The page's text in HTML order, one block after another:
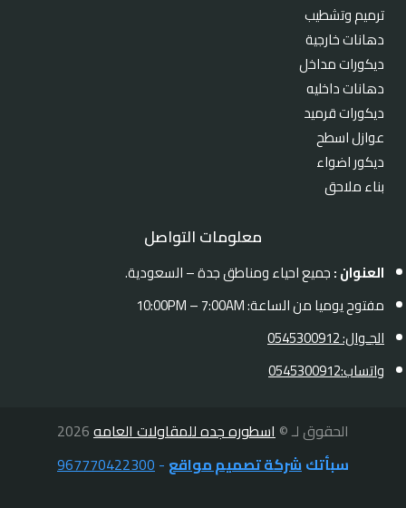
ترميم وتشطيب
دهانات خارجية
ديكورات مداخل
دهانات داخليه
ديكورات قرميد
عوازل اسطح
ديكور اضواء
بناء ملاحق
معلومات التواصل
العنوان :جميع احياء ومناطق جدة – السعودية.
مفتوح يوميا من الساعة: 10:00PM – 7:00AM
الجـوال: 0545300912
واتساب:0545300912
الحقوق لـ ©اسطوره جده للمقاولات العامه
سبأتكشركة تصميم مواقع -
967770422300